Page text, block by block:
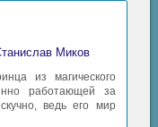
Миков
из магического
работающей за
ведь его мир